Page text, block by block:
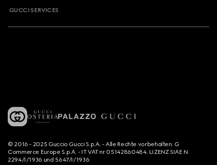
GUCCI SERVICES
© 2016 - 2025 Guccio Gucci S.p.A. - Alle Rechte vorbehalten. G
Commerce Europe S.p.A. - IT VAT nr 05142860484. LIZENZ SIAE N.
2294/I/1936 und 5647/I/1936